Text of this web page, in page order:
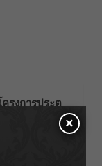
รงการประตู
ะไรหลังจาก
×